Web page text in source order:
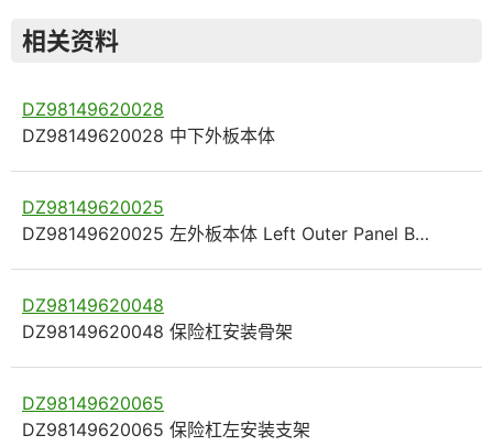
相关资料
DZ98149620028
DZ98149620028 中下外板本体
DZ98149620025
DZ98149620025 左外板本体 Left Outer Panel B…
DZ98149620048
DZ98149620048 保险杠安装骨架
DZ98149620065
DZ98149620065 保险杠左安装支架